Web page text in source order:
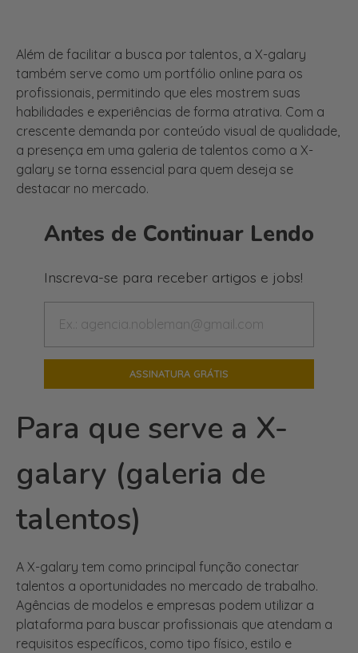
Além de facilitar a busca por talentos, a X-galary
também serve como um portfólio online para os
profissionais, permitindo que eles mostrem suas
habilidades e experiências de forma atrativa. Com a
crescente demanda por conteúdo visual de qualidade,
a presença em uma galeria de talentos como a X-
galary se torna essencial para quem deseja se
destacar no mercado.
Antes de Continuar Lendo
Inscreva-se para receber artigos e jobs!
Para que serve a X-
galary (galeria de
talentos)
A X-galary tem como principal função conectar
talentos a oportunidades no mercado de trabalho.
Agências de modelos e empresas podem utilizar a
plataforma para buscar profissionais que atendam a
requisitos específicos, como tipo físico, estilo e